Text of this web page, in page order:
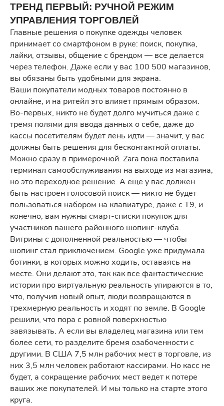
ТРЕНД ПЕРВЫЙ: РУЧНОЙ РЕЖИМ
УПРАВЛЕНИЯ ТОРГОВЛЕЙ
Главные решения о покупке одежды человек
принимает со смартфоном в руке: поиск, покупка,
лайки, отзывы, общение с брендом — все делается
через телефон. Даже если у вас 100 500 магазинов,
вы обязаны быть удобными для экрана.
Ваши покупатели модных товаров постоянно в
онлайне, и на ритейл это влияет прямым образом.
Во-первых, никто не будет долго мучиться даже с
тремя полями для ввода данных о себе, даже до
кассы посетителям будет лень идти — значит, у вас
должны быть решения для бесконтактной оплаты.
Можно сразу в примерочной. Zara пока поставила
терминал самообслуживания на выходе из магазина,
но это переходное решение. А еще у вас должен
быть настроен голосовой поиск — никто не будет
пользоваться набором на клавиатуре, даже с Т9, и
конечно, вам нужны смарт-списки покупок для
участников вашего районного шопинг-клуба.
Витрины с дополненной реальностью — чтобы
шопинг стал приключением. Google уже придумала
ботинки, в которых можно ходить, оставаясь на
месте. Они делают это, так как все фантастические
истории про виртуальную реальность упираются в то,
что, получив новый опыт, люди возвращаются в
трехмерную реальность и ходят по земле. В Google
решили, что пора с ровной поверхностью
завязывать. А если вы владелец магазина или тем
более сети, то разделите бремя озабоченности с
другими. В США 7,5 млн рабочих мест в торговле, из
них 3,5 млн человек работают кассирами. Но касс не
будет, а сокращение рабочих мест ведет к потере
ваших же покупателей. И мы только на старте этого
круга.